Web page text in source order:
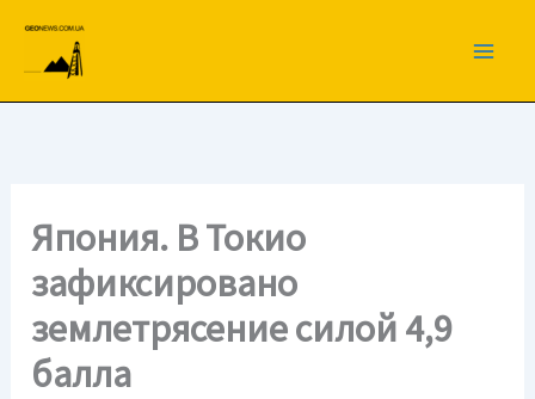
вмісту
Япония. В Токио
зафиксировано
землетрясение силой 4,9
балла